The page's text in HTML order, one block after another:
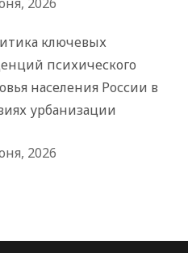
ключевых
психического
населения России в
урбанизации
2026